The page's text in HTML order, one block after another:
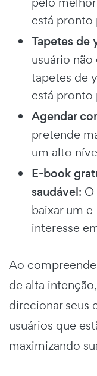
está pronto
Tapetes de
usuário
tapetes de
está pronto
Agendar
pretende
um alto
E-book
saudável:
baixar um
interesse
Ao
de alta
direcionar seus
usuários que
maximizando